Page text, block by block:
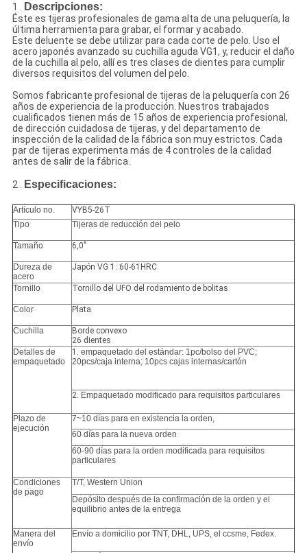
1 . Descripciones:
Éste es tijeras profesionales de gama alta de una peluquería, la
última herramienta para grabar, el formar y acabado.
Este deluente se debe utilizar para cada corte de pelo. Uso el
acero japonés avanzado su cuchilla aguda VG1, y, reducir el daño
de la cuchilla al pelo, allí es tres clases de dientes para cumplir
diversos requisitos del volumen del pelo.
Somos fabricante profesional de tijeras de la peluquería con 26
años de experiencia de la producción. Nuestros trabajados
cualificados tienen más de 15 años de experiencia profesional,
de dirección cuidadosa de tijeras, y del departamento de
inspección de la calidad de la fábrica son muy estrictos. Cada
par de tijeras experimenta más de 4 controles de la calidad
antes de salir de la fábrica.
2 . Especificaciones:
Artículo no.
VYB5-26T
Tipo
Tijeras de reducción del pelo
Tamaño 6,0"
Dureza de
acero
Japón VG 1: 60-61HRC
Tornillo Tornillo del UFO del rodamiento de bolitas
Color Plata
Cuchilla
Borde convexo
26 dientes
Detalles de
empaquetado
1. empaquetado del estándar: 1pc/bolso del PVC;
20pcs/caja interna; 10pcs cajas internas/cartón
2. Empaquetado modificado para requisitos particulares
Plazo de
ejecución
7~10 días para en existencia la orden,
60 días para la nueva orden
60-90 días para la orden modificada para requisitos
particulares
Condiciones
de pago
T/T, Western Union
Depósito después de la confirmación de la orden y el
equilibrio antes de la entrega
Manera del
envío
Envío a domicilio por TNT, DHL, UPS, el ccsme, Fedex.